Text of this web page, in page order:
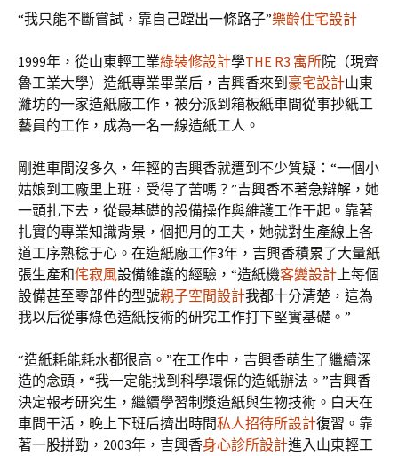
“我只能不斷嘗試，靠自己蹚出一條路子”樂齡住宅設計
1999年，從山東輕工業綠裝修設計學THE R3 寓所院（現齊
魯工業大學）造紙專業畢業后，吉興香來到 豪宅設計山東
濰坊的一家造紙廠工作，被分派到箱板紙車間從事抄紙工
藝員的工作，成為一名一線造紙工人。
剛進車間沒多久，年輕的吉興香就遭到不少質疑：“一個小
姑娘到工廠里上班，受得了苦嗎？”吉興香不著急辯解，她
一頭扎下去，從最基礎的設備操作與維護工作干起。靠著
扎實的專業知識背景，個把月的工夫，她就對生產線上各
道工序熟稔于心。在造紙廠工作3年，吉興香積累了大量紙
張生產和侘寂風設備維護的經驗，“造紙機客變設計上每個
設備甚至零部件的型號親子空間設計我都十分清楚，這為
我以后從事綠色造紙技術的研究工作打下堅實基礎。”
“造紙耗能耗水都很高。”在工作中，吉興香萌生了繼續深
造的念頭，“我一定能找到科學環保的造紙辦法。”吉興香
決定報考研究生，繼續學習制漿造紙與生物技術。白天在
車間干活，晚上下班后擠出時間私人招待所設計復習。靠
著一股拼勁，2003年，吉興香身心診所設計進入山東輕工